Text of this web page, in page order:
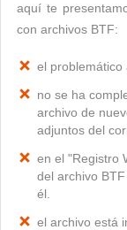
aquí te
con archivos BTF:
el problemático
no se ha
archivo de
adjuntos del
en el "Registro
del archivo
él.
el archivo está